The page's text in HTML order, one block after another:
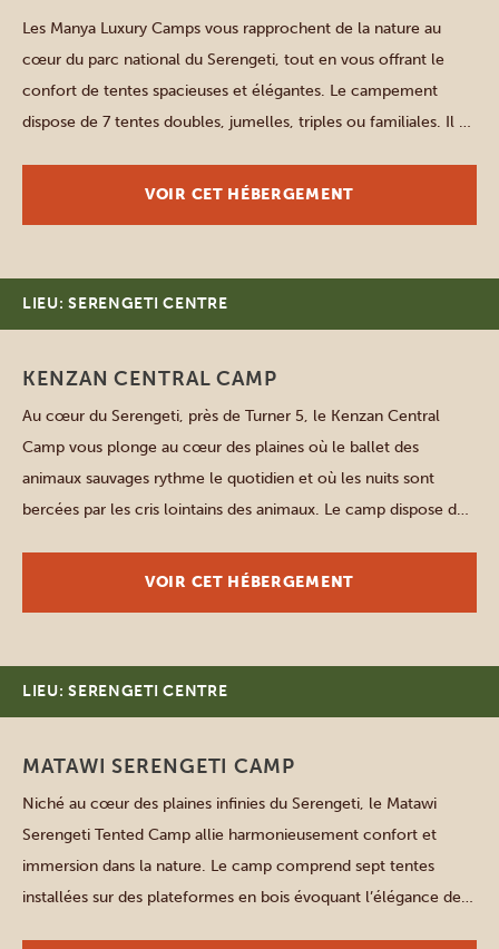
Les Manya Luxury Camps vous rapprochent de la nature au
cœur du parc national du Serengeti, tout en vous offrant le
confort de tentes spacieuses et élégantes. Le campement
dispose de 7 tentes doubles, jumelles, triples ou familiales. Il y
VOIR CET HÉBERGEMENT
LIEU: SERENGETI CENTRE
KENZAN CENTRAL CAMP
Au cœur du Serengeti, près de Turner 5, le Kenzan Central
Camp vous plonge au cœur des plaines où le ballet des
animaux sauvages rythme le quotidien et où les nuits sont
bercées par les cris lointains des animaux. Le camp dispose de
bains privative, […]
VOIR CET HÉBERGEMENT
LIEU: SERENGETI CENTRE
MATAWI SERENGETI CAMP
Niché au cœur des plaines infinies du Serengeti, le Matawi
Serengeti Tented Camp allie harmonieusement confort et
immersion dans la nature. Le camp comprend sept tentes
installées sur des plateformes en bois évoquant l’élégance de